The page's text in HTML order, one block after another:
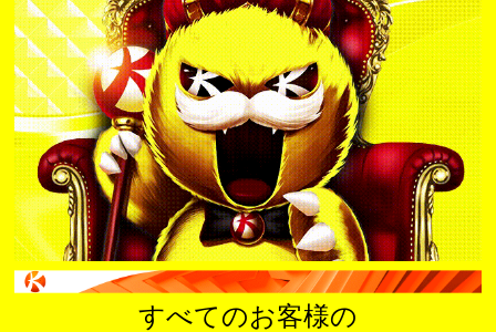
すべてのお客様の